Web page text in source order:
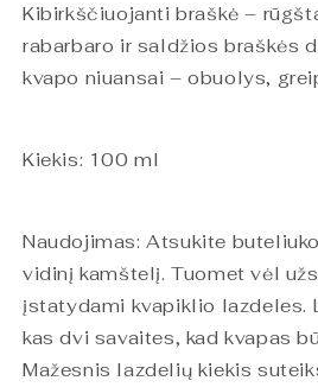
Kibirkščiuojanti braškė –
rabarbaro ir saldžios braškės
kvapo niuansai – obuolys,
Kiekis: 100 ml
Naudojimas: Atsukite
vidinį kamštelį. Tuomet vėl
įstatydami kvapiklio lazdeles.
kas dvi savaites, kad kvapas
Mažesnis lazdelių kiekis